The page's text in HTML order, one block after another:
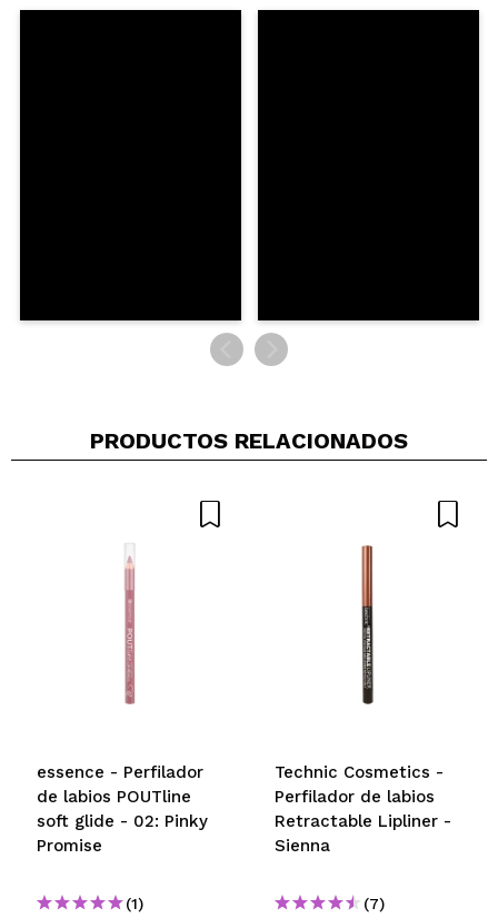
PRODUCTOS RELACIONADOS
essence - Perfilador
de labios POUTline
soft glide - 02: Pinky
Promise
(1)
Technic Cosmetics -
Perfilador de labios
Retractable Lipliner -
Sienna
(7)